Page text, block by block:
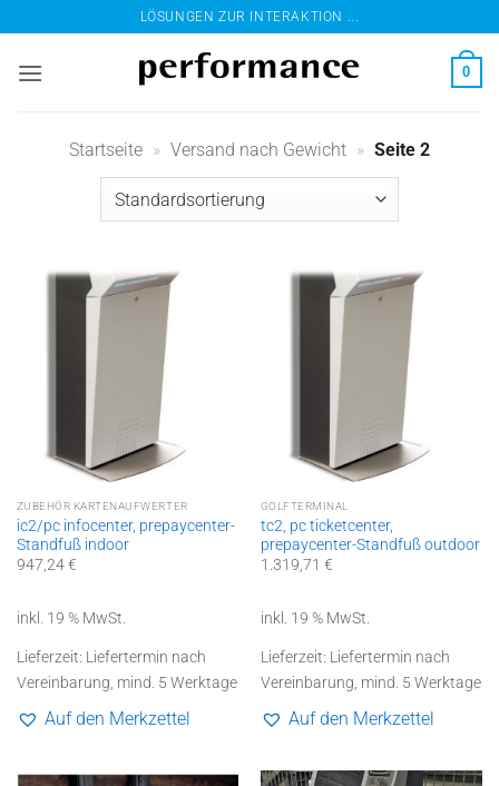
Inhalt
springen
LÖSUNGEN ZUR INTERAKTION ...
0
Startseite » Versand nach Gewicht » Seite 2
ZUBEHÖR KARTENAUFWERTER
ic2/pc infocenter, prepaycenter-
Standfuß indoor
947,24€
inkl. 19 % MwSt.
Lieferzeit: Liefertermin nach
Vereinbarung, mind. 5 Werktage
Auf den Merkzettel
GOLFTERMINAL
tc2, pc ticketcenter,
prepaycenter-Standfuß outdoor
1.319,71 €
inkl. 19 % MwSt.
Lieferzeit: Liefertermin nach
Vereinbarung, mind. 5 Werktage
Auf den Merkzettel